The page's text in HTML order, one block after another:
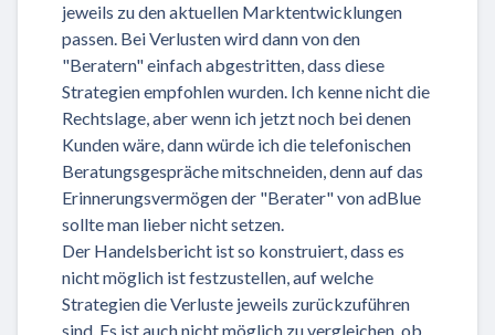
jeweils zu den aktuellen Marktentwicklungen
passen. Bei Verlusten wird dann von den
"Beratern" einfach abgestritten, dass diese
Strategien empfohlen wurden. Ich kenne nicht die
Rechtslage, aber wenn ich jetzt noch bei denen
Kunden wäre, dann würde ich die telefonischen
Beratungsgespräche mitschneiden, denn auf das
Erinnerungsvermögen der "Berater" von adBlue
sollte man lieber nicht setzen.
Der Handelsbericht ist so konstruiert, dass es
nicht möglich ist festzustellen, auf welche
Strategien die Verluste jeweils zurückzuführen
sind. Es ist auch nicht möglich zu vergleichen, ob